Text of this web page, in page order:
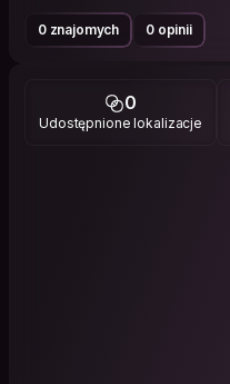
0 znajomych 0 opinii
0
Udostępnione lokalizacje